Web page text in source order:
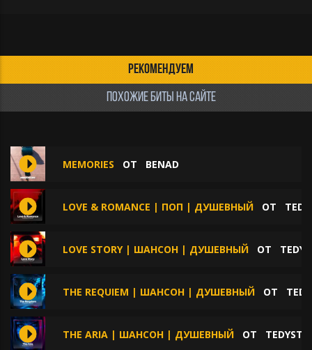
РЕКОМЕНДУЕМ
ПОХОЖИЕ БИТЫ НА САЙТЕ
MEMORIES ОТ BENAD
LOVE & ROMANCE | ПОП | ДУШЕВНЫЙ ОТ
LOVE STORY | ШАНСОН | ДУШЕВНЫЙ ОТ
THE REQUIEM | ШАНСОН | ДУШЕВНЫЙ ОТ
THE ARIA | ШАНСОН | ДУШЕВНЫЙ ОТ